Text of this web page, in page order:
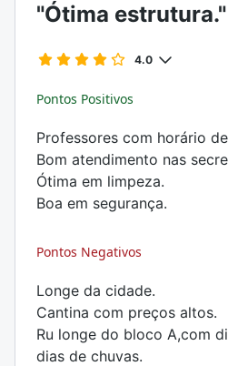
"Ótima estrutura."
4.0
Pontos Positivos
Professores com horário
Bom atendimento nas
Ótima em limpeza.
Boa em segurança.
Pontos Negativos
Longe da cidade.
Cantina com preços altos.
Ru longe do bloco A,com
dias de chuvas.